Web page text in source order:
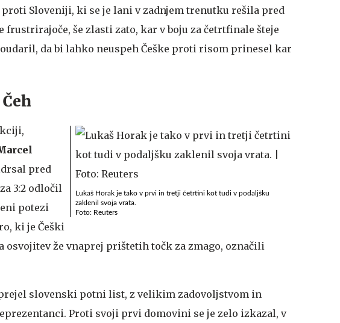
Sloveniji, ki se je lani v zadnjem trenutku rešila pred
še zlasti zato, kar v boju za četrtfinale šteje
da bi lahko neuspeh Češke proti risom prinesel kar
Lukaš Horak je tako v prvi in tretji četrtini kot tudi v podaljšku
zaklenil svoja vrata.
Foto: Reuters
pred
3:2 odločil
potezi
ki je Češki
že vnaprej prištetih točk za zmago, označili
slovenski potni list, z velikim zadovoljstvom in
Proti svoji prvi domovini se je zelo izkazal, v